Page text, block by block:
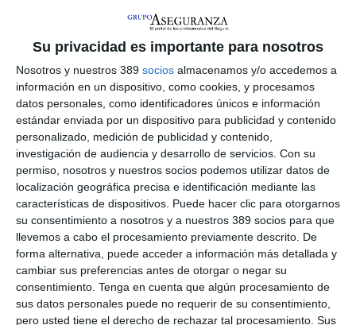
Su privacidad es importante para nosotros
Nosotros y nuestros 389 socios almacenamos y/o accedemos a
información en un dispositivo, como cookies, y procesamos
datos personales, como identificadores únicos e información
estándar enviada por un dispositivo para publicidad y contenido
personalizado, medición de publicidad y contenido,
investigación de audiencia y desarrollo de servicios. Con su
permiso, nosotros y nuestros socios podemos utilizar datos de
localización geográfica precisa e identificación mediante las
características de dispositivos. Puede hacer clic para otorgarnos
su consentimiento a nosotros y a nuestros 389 socios para que
llevemos a cabo el procesamiento previamente descrito. De
forma alternativa, puede acceder a información más detallada y
cambiar sus preferencias antes de otorgar o negar su
consentimiento. Tenga en cuenta que algún procesamiento de
sus datos personales puede no requerir de su consentimiento,
pero usted tiene el derecho de rechazar tal procesamiento. Sus
En concreto, se buscan proyectos que aborden alguno de los
siguientes ámbitos:complicaciones en el embarazo,para lo
que se requieren soluciones orientadas a la detección precoz y
el seguimiento de riesgos y complicaciones obstétricas, así
como a la identificación de señales de alarma; yneonatos y
transición post-alta hospitalaria, para lo que se necesitan
soluciones que contribuyan a altas hospitalarias más seguras,
favoreciendo una recuperación domiciliaria con seguimiento
eficaz del recién nacido.
La edición de este año cuenta con aliados estratégicos como el
Hospital Universitario San Rafael, i4KIDS
(hub de Innovación
Pediátrica del Hospital Sant Joan de Déu de Barcelona) y
ERGO ScaleHub, la unidad de 'venture client' del grupo
asegurador ERGO, matriz de DKV. En este marco, el Hospital
Universitario San Rafael desempeña un papel especialmente
relevante ya que colaborará en la adopción clínica de la
solución seleccionada.
La solución ganadora recibirá un
premio económico de